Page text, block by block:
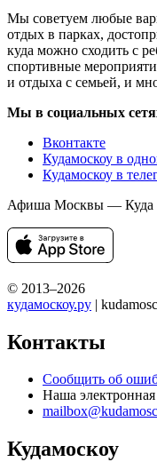
Мы советуем любые
отдых в парках,
куда можно сходить с
спортивные
и отдыха с семьей, и
Мы в социальных
Вконтакте
Кудамоскоу в
Кудамоскоу в
Афиша Москвы — Куда
© 2013–2026
кудамоскоу.ру |
Контакты
Сообщить об
Наша электронная
Кудамоскоу